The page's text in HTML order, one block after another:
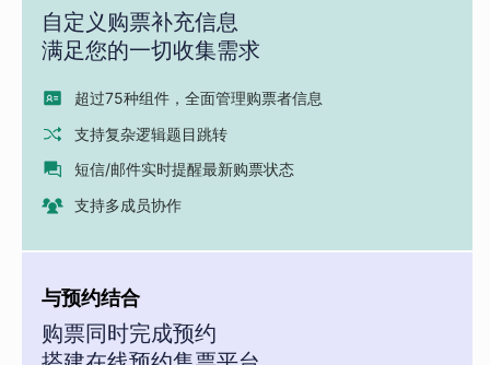
自定义购票补充信息
满足您的一切收集需求
超过75种组件，全面管理购票者信息
支持复杂逻辑题目跳转
短信/邮件实时提醒最新购票状态
支持多成员协作
与预约结合
购票同时完成预约